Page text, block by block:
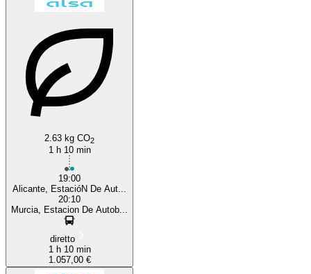
2.63 kg CO2
1 h 10 min
19:00
Alicante, EstacióN De Aut...
20:10
Murcia, Estacion De Autob...
diretto
1 h 10 min
1.057,00 €